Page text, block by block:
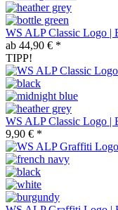
WS ALP Classic Logo |
ab 44,90 € *
TIPP!
WS ALP Classic Logo |
9,90 € *